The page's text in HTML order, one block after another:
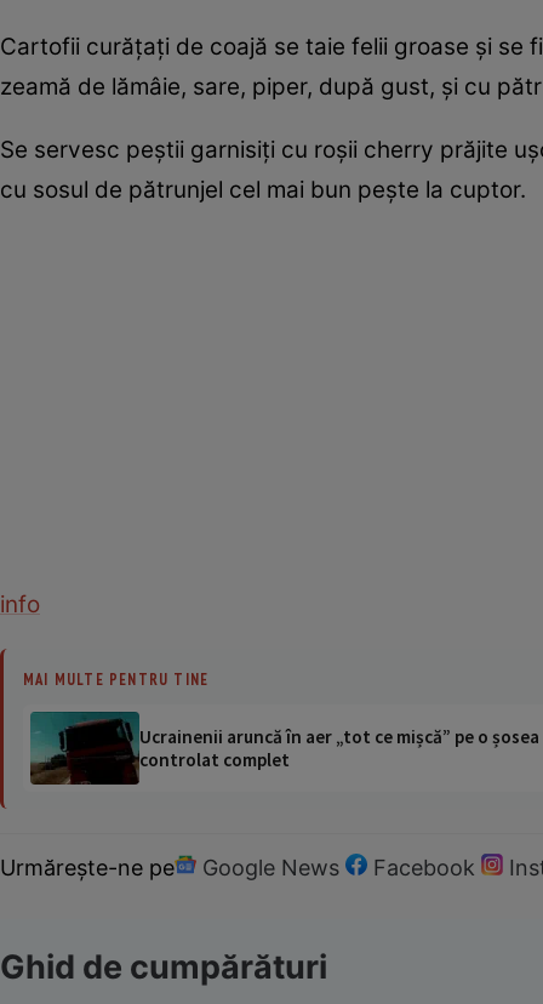
Cartofii curăţaţi de coajă se taie ­felii groase şi se
zeamă de lămâie, sare, piper, după gust, şi cu
Se servesc peştii garnisiţi cu roşii cherry prăjite
cu sosul de pătrunjel cel mai bun peşte la cuptor.
info
MAI MULTE PENTRU TINE
Ucrainenii aruncă în aer „tot ce mișcă” pe o
controlat complet
Urmărește-ne pe Google News Facebook
Ghid de cumpărături